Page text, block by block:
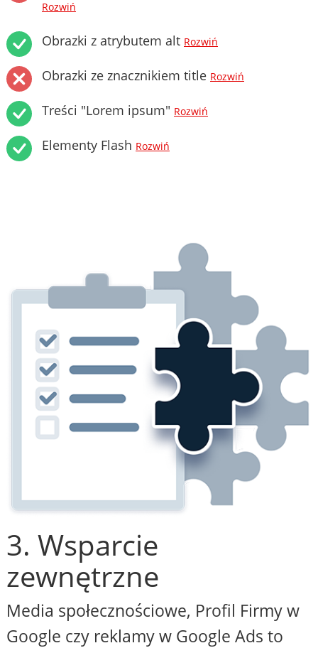
Rozwiń
Obrazki z atrybutem alt Rozwiń
Obrazki ze znacznikiem title Rozwiń
Treści "Lorem ipsum" Rozwiń
Elementy Flash Rozwiń
3. Wsparcie
zewnętrzne
Media społecznościowe, Profil Firmy w
Google czy reklamy w Google Ads to